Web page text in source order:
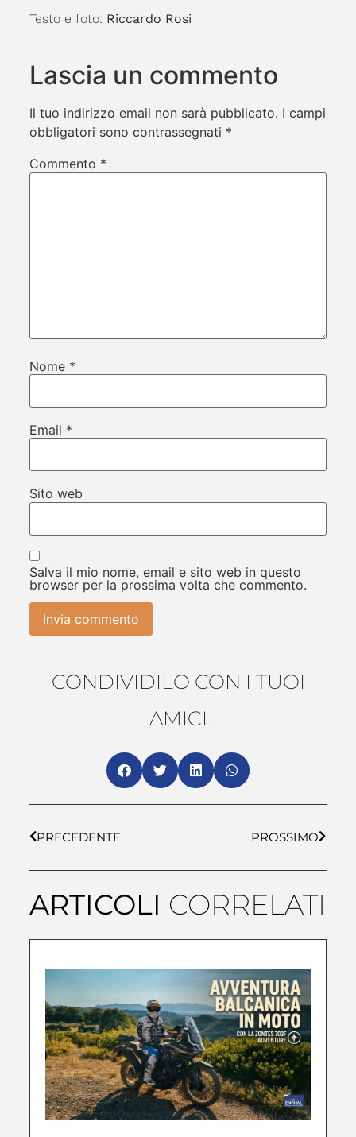
Testo e foto: Riccardo Rosi
Lascia un commento
Il tuo indirizzo email non sarà pubblicato. I campi
obbligatori sono contrassegnati *
Commento *
Nome *
Email *
Sito web
Salva il mio nome, email e sito web in questo
browser per la prossima volta che commento.
CONDIVIDILO CON I TUOI
AMICI
PRECEDENTE PROSSIMO
ARTICOLI CORRELATI